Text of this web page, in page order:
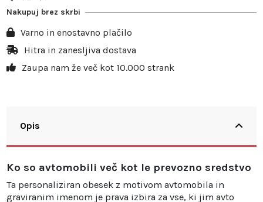
10%
10
20%
20
25%
30
30%
Nakupuj brez skrbi
Varno in enostavno plačilo
Hitra in zanesljiva dostava
Zaupa nam že več kot 10.000 strank
Opis
Ko so avtomobili več kot le prevozno sredstvo
Ta personaliziran obesek z motivom avtomobila in
graviranim imenom je prava izbira za vse, ki jim avto